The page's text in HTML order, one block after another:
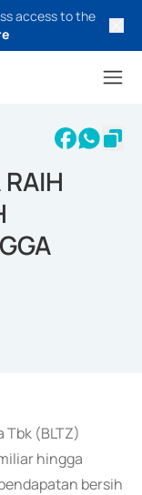
access to the
Tbk (BLTZ)
hingga
bersih